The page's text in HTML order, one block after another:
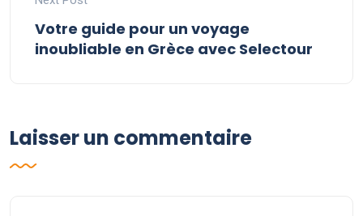
Votre guide pour un voyage
inoubliable en Grèce avec Selectour
Laisser un commentaire